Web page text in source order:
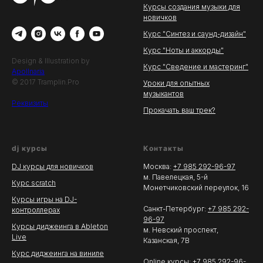
Design & Illustration by
Apollnaria
© 2017 Tramplin.Pro
Реквизиты
Курсы создания музыки для
новичков
Курс "Синтез и саунд-дизайн"
Курс "Ноты и аккорды"
Курс "Сведение и мастеринг"
Уроки для опытных
музыкантов
Прокачать ваш трек?
dj курсы
DJ курсы для новичков
Курс scratch
Курсы игры на DJ-
контроллерах
Курсы диджеинга в Ableton
Live
Курс диджеинга на виниле
Контакты
Москва: +7 985 292-96-97
м. Павелецкая, 5-й
Монетчиковский переулок, 16
Санкт-Петербург: +7 985 292-
96-97
м. Невский проспект,
Казанская, 7В